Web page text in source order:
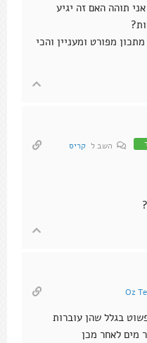
תוהה האם זה יגיע
מפורט ומעניין והכי
השב ל קריס
Oz
בגלל שהן עוברות
מים לאחר מכן